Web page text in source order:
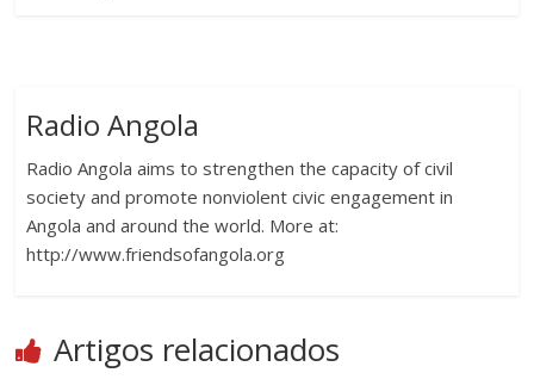
Radio Angola
Radio Angola aims to strengthen the capacity of civil
society and promote nonviolent civic engagement in
Angola and around the world. More at:
http://www.friendsofangola.org
Artigos relacionados